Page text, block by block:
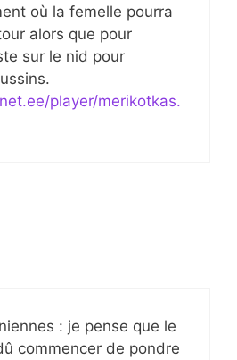
où la femelle pourra
alors que pour
sur le nid pour
player/merikotkas.
: je pense que le
commencer de pondre